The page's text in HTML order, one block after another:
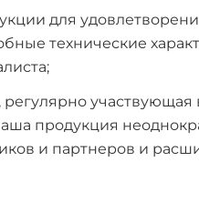
для
технические
участвующая
продукция
и партнеров и